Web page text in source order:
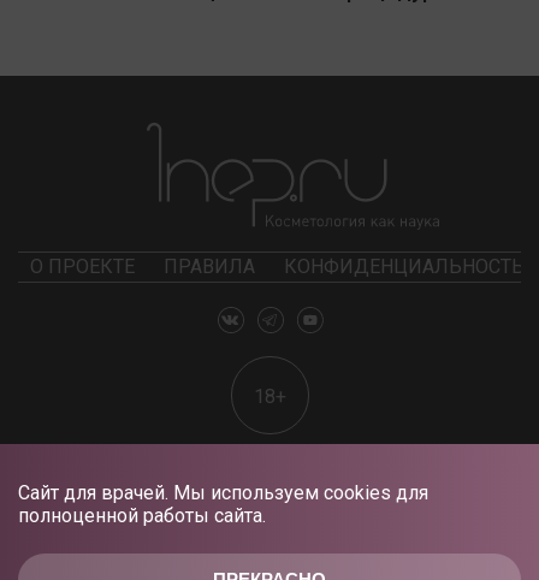
Сайт для врачей. Мы используем cookies для
полноценной работы сайта.
О ПРОЕКТЕ ПРАВИЛА КОНФИДЕНЦИАЛЬНОСТЬ
18+